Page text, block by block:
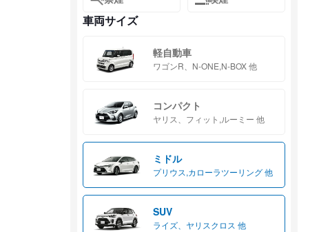
車両サイズ
軽自動車
ワゴンR、N-ONE,N-BOX 他
コンパクト
ヤリス、フィット,ルーミー 他
ミドル
プリウス,カローラツーリング 他
SUV
ライズ、ヤリスクロス 他